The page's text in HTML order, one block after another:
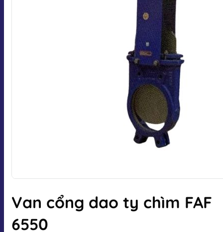
Van cổng dao ty chìm FAF
6550